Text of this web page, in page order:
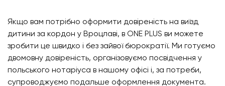
Якщо вам потрібно оформити довіреність на виїзд
дитини за кордон у Вроцлаві, в ONE PLUS ви можете
зробити це швидко і без зайвої бюрократії. Ми готуємо
двомовну довіреність, організовуємо посвідчення у
польського нотаріуса в нашому офісі і, за потреби,
супроводжуємо подальше оформлення документа.